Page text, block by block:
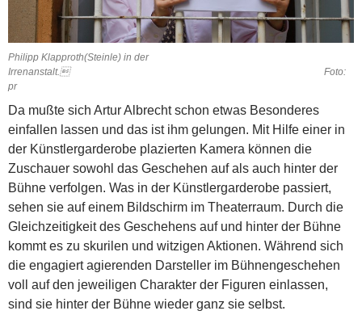
Philipp Klapproth(Steinle) in der
Irrenanstalt. Foto:
pr
Da mußte sich Artur Albrecht schon etwas Besonderes
einfallen lassen und das ist ihm gelungen. Mit Hilfe einer in
der Künstlergarderobe plazierten Kamera können die
Zuschauer sowohl das Geschehen auf als auch hinter der
Bühne verfolgen. Was in der Künstlergarderobe passiert,
sehen sie auf einem Bildschirm im Theaterraum. Durch die
Gleichzeitigkeit des Geschehens auf und hinter der Bühne
kommt es zu skurilen und witzigen Aktionen. Während sich
die engagiert agierenden Darsteller im Bühnengeschehen
voll auf den jeweiligen Charakter der Figuren einlassen,
sind sie hinter der Bühne wieder ganz sie selbst.